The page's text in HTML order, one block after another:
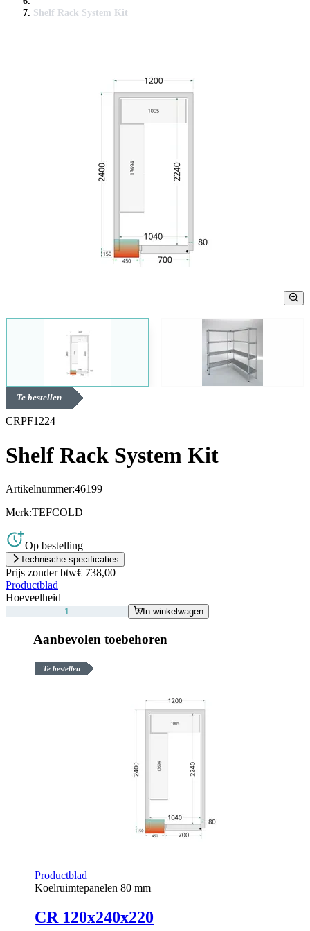
Shelf Rack System Kit
Te bestellen
CRPF1224
Shelf Rack System Kit
Artikelnummer:46199
Merk:TEFCOLD
Op bestelling
Technische specificaties
Prijs zonder btw€ 738,00
Productblad
Hoeveelheid
In winkelwagen
Aanbevolen toebehoren
Te bestellen
Productblad
Koelruimtepanelen 80 mm
CR 120x240x220